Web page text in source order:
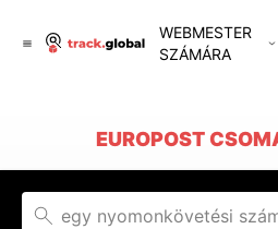
WEBMESTER
SZÁMÁRA
EUROPOST